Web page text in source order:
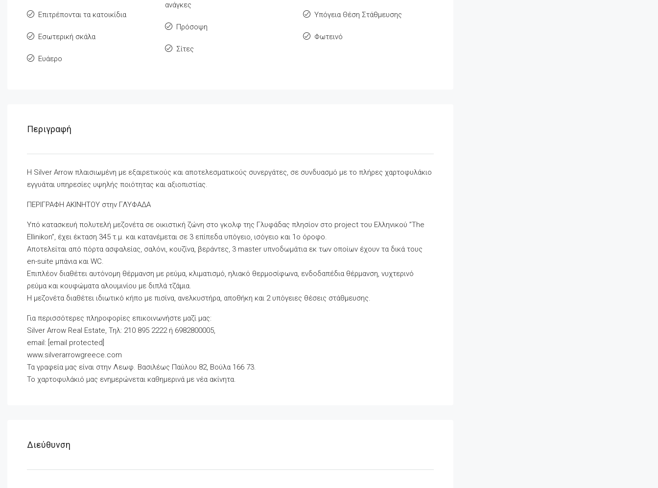
Επιτρέπονται τα κατοικίδια
Εσωτερική σκάλα
Ευάερο
ανάγκες
Πρόσοψη
Σίτες
Υπόγεια Θέση Στάθμευσης
Φωτεινό
Περιγραφή
Η Silver Arrow πλαισιωμένη με εξαιρετικούς και αποτελεσματικούς συνεργάτες, σε συνδυασμό με το πλήρες χαρτοφυλάκιο
εγγυάται υπηρεσίες υψηλής ποιότητας και αξιοπιστίας.
ΠΕΡΙΓΡΑΦΗ ΑΚΙΝΗΤΟΥ στην ΓΛΥΦΑΔΑ
Υπό κατασκευή πολυτελή μεζονέτα σε οικιστική ζώνη στο γκολφ της Γλυφάδας πλησίον στο project του Ελληνικού ”The
Ellinikon”, έχει έκταση 345 τ.μ. και κατανέμεται σε 3 επίπεδα υπόγειο, ισόγειο και 1ο όροφο.
Αποτελείται από πόρτα ασφαλείας, σαλόνι, κουζίνα, βεράντες, 3 master υπνοδωμάτια εκ των οποίων έχουν τα δικά τους
en-suite μπάνια και WC.
Επιπλέον διαθέτει αυτόνομη θέρμανση με ρεύμα, κλιματισμό, ηλιακό θερμοσίφωνα, ενδοδαπέδια θέρμανση, νυχτερινό
ρεύμα και κουφώματα αλουμινίου με διπλά τζάμια.
Η μεζονέτα διαθέτει ιδιωτικό κήπο με πισίνα, ανελκυστήρα, αποθήκη και 2 υπόγειες θέσεις στάθμευσης.
Για περισσότερες πληροφορίες επικοινωνήστε μαζί μας:
Silver Arrow Real Estate, Τηλ: 210 895 2222 ή 6982800005,
email: [email protected]
www.silverarrowgreece.com
Τα γραφεία μας είναι στην Λεωφ. Βασιλέως Παύλου 82, Βούλα 166 73.
Το χαρτοφυλάκιό μας ενημερώνεται καθημερινά με νέα ακίνητα.
Διεύθυνση